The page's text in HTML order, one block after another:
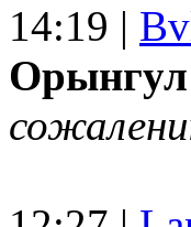
14:19 |